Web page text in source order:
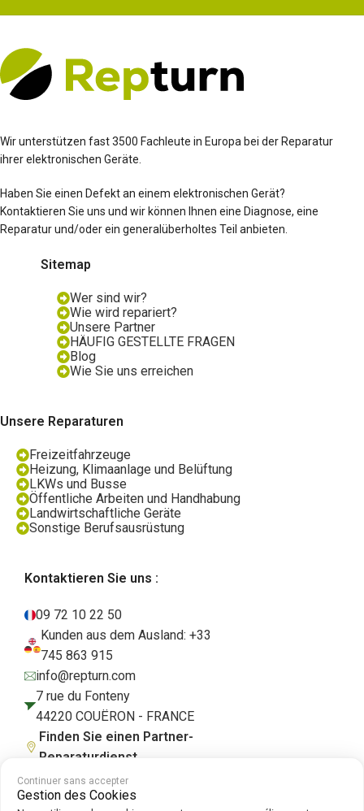
Wir unterstützen fast 3500 Fachleute in Europa bei der Reparatur
ihrer elektronischen Geräte.
Haben Sie einen Defekt an einem elektronischen Gerät?
Kontaktieren Sie uns und wir können Ihnen eine Diagnose, eine
Reparatur und/oder ein generalüberholtes Teil anbieten.
Sitemap
Wer sind wir?
Wie wird repariert?
Unsere Partner
HÄUFIG GESTELLTE FRAGEN
Blog
Wie Sie uns erreichen
Unsere Reparaturen
Freizeitfahrzeuge
Heizung, Klimaanlage und Belüftung
LKWs und Busse
Öffentliche Arbeiten und Handhabung
Landwirtschaftliche Geräte
Sonstige Berufsausrüstung
Kontaktieren Sie uns :
09 72 10 22 50
Kunden aus dem Ausland: +33
745 863 915
info@repturn.com
7 rue du Fonteny
44220 COUËRON - FRANCE
Finden Sie einen Partner-
Reparaturdienst
Continuer sans accepter
Gestion des Cookies